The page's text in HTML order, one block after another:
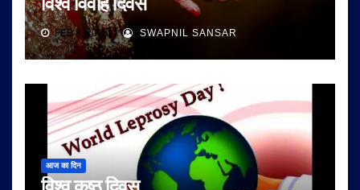
FEB 8, 2026 SWAPNIL SANSAR
आज का दिन